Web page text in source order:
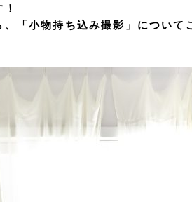
「小物持ち込み撮影」につい